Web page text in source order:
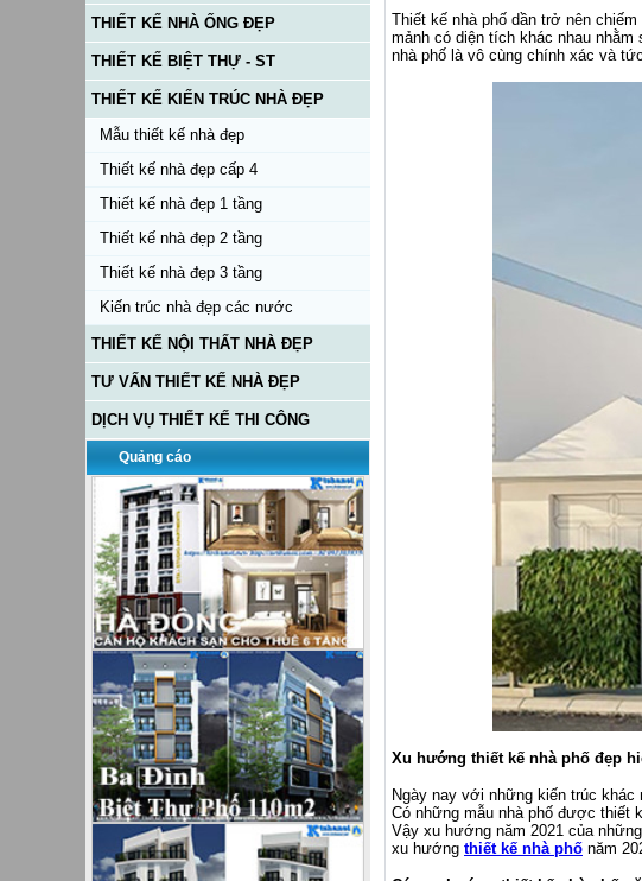
THIẾT KẾ NHÀ ỐNG ĐẸP
THIẾT KẾ BIỆT THỰ - ST
THIẾT KẾ KIẾN TRÚC NHÀ ĐẸP
Mẫu thiết kế nhà đẹp
Thiết kế nhà đẹp cấp 4
Thiết kế nhà đẹp 1 tầng
Thiết kế nhà đẹp 2 tầng
Thiết kế nhà đẹp 3 tầng
Kiến trúc nhà đẹp các nước
THIẾT KẾ NỘI THẤT NHÀ ĐẸP
TƯ VẤN THIẾT KẾ NHÀ ĐẸP
DỊCH VỤ THIẾT KẾ THI CÔNG
Quảng cáo
Thiết kế nhà phố dần trở nên
mảnh có diện tích khác nhau
nhà phố là vô cùng chính xác và
Xu hướng thiết kế nhà phố đẹp
Ngày nay với những kiến trúc
Có những mẫu nhà phố được thiết
Vậy xu hướng năm 2021 của
xu hướng thiết kế nhà phố năm